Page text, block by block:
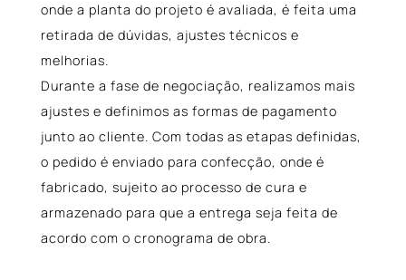
onde a planta do projeto é avaliada, é feita uma
retirada de dúvidas, ajustes técnicos e
melhorias.
Durante a fase de negociação, realizamos mais
ajustes e definimos as formas de pagamento
junto ao cliente. Com todas as etapas definidas,
o pedido é enviado para confecção, onde é
fabricado, sujeito ao processo de cura e
armazenado para que a entrega seja feita de
acordo com o cronograma de obra.